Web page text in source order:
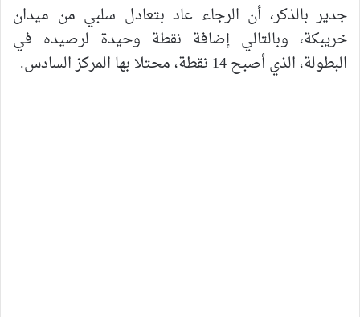
جدير بالذكر، أن الرجاء عاد بتعادل سلبي من ميدان
خريبكة، وبالتالي إضافة نقطة وحيدة لرصيده في
البطولة، الذي أصبح 14 نقطة، محتلا بها المركز السادس.